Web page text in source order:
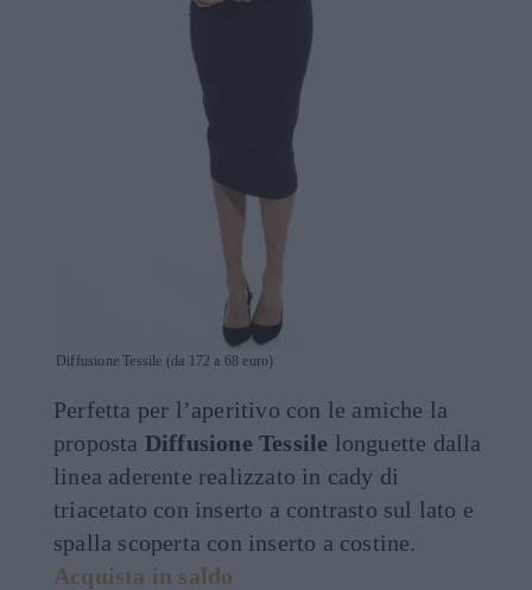
Diffusione Tessile (da 172 a 68 euro)
Perfetta per l’aperitivo con le amiche la
proposta Diffusione Tessile longuette dalla
linea aderente realizzato in cady di
triacetato con inserto a contrasto sul lato e
spalla scoperta con inserto a costine.
Acquista in saldo